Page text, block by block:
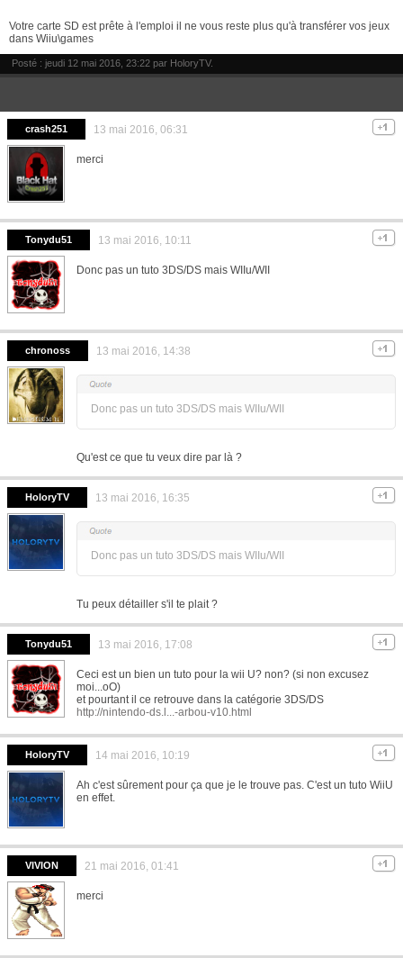
Votre carte SD est prête à l'emploi il ne vous reste plus qu'à transférer vos jeux
dans Wiiu\games
Posté : jeudi 12 mai 2016, 23:22 par HoloryTV.
crash251 13 mai 2016, 06:31
merci
Tonydu51 13 mai 2016, 10:11
Donc pas un tuto 3DS/DS mais WIIu/WII
chronoss 13 mai 2016, 14:38
Donc pas un tuto 3DS/DS mais WIIu/WII
Qu'est ce que tu veux dire par là ?
HoloryTV 13 mai 2016, 16:35
Donc pas un tuto 3DS/DS mais WIIu/WII
Tu peux détailler s'il te plait ?
Tonydu51 13 mai 2016, 17:08
Ceci est un bien un tuto pour la wii U? non? (si non excusez
moi...oO)
et pourtant il ce retrouve dans la catégorie 3DS/DS
http://nintendo-ds.l...-arbou-v10.html
HoloryTV 14 mai 2016, 10:19
Ah c'est sûrement pour ça que je le trouve pas. C'est un tuto WiiU
en effet.
VIVION 21 mai 2016, 01:41
merci